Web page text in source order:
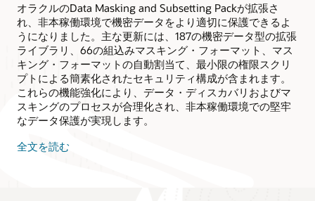
オラクルのData Masking and Subsetting Packが拡張さ
れ、非本稼働環境で機密データをより適切に保護できるよ
うになりました。主な更新には、187の機密データ型の拡張
ライブラリ、66の組込みマスキング・フォーマット、マス
キング・フォーマットの自動割当て、最小限の権限スクリ
プトによる簡素化されたセキュリティ構成が含まれます。
これらの機能強化により、データ・ディスカバリおよびマ
スキングのプロセスが合理化され、非本稼働環境での堅牢
なデータ保護が実現します。
全文を読む